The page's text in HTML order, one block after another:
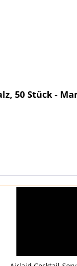
50 Stück -